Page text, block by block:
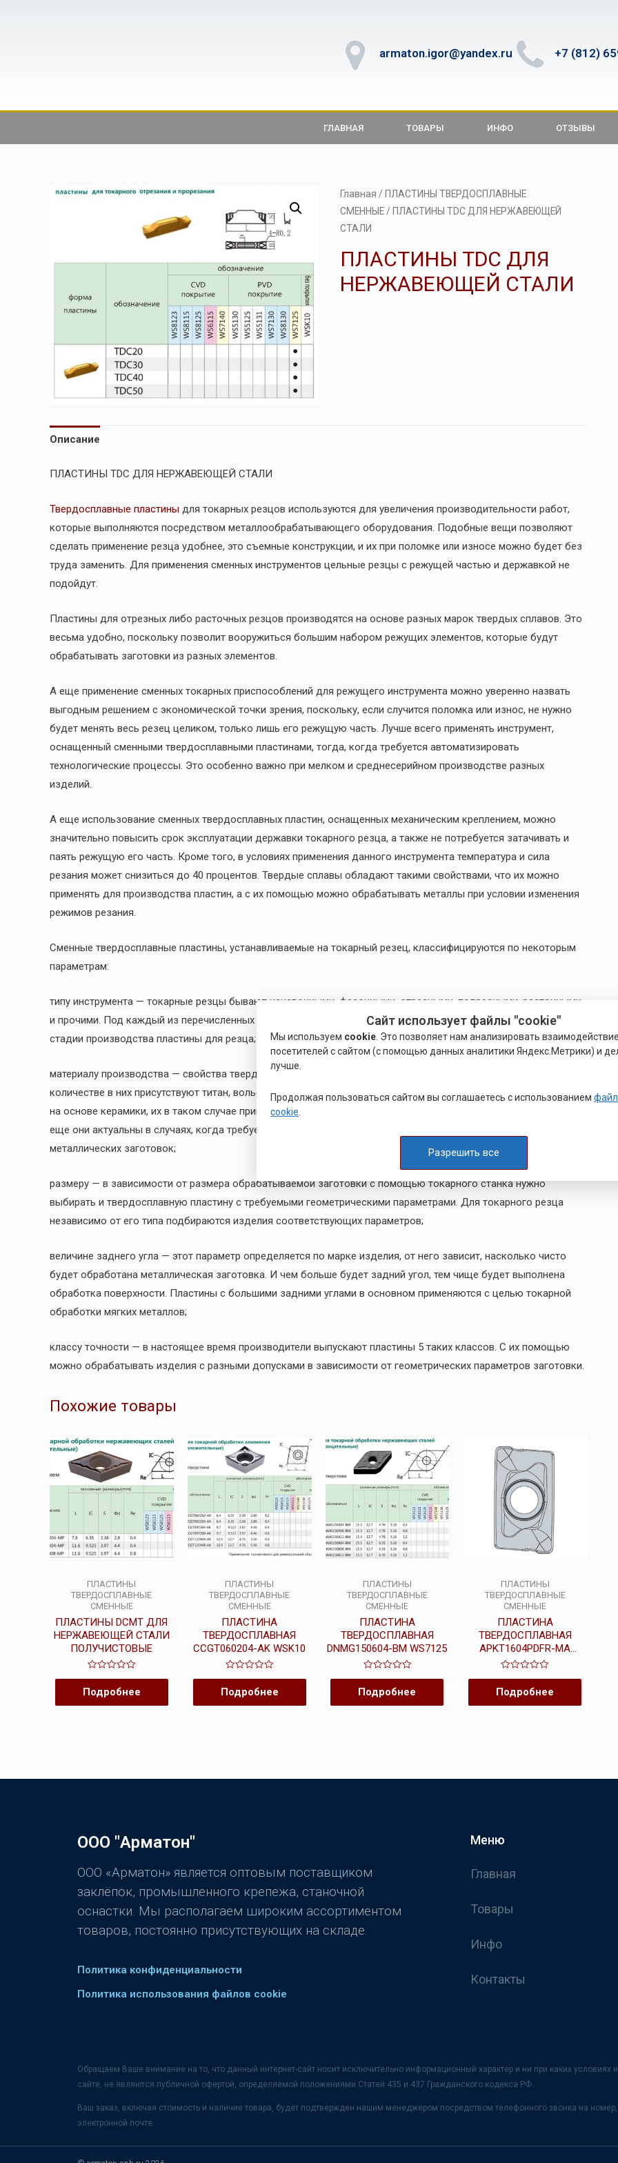
armaton.igor@yandex.ru +7 (812)
ГЛАВНАЯ ТОВАРЫ ИНФО ОТЗЫВЫ
Главная / ПЛАСТИНЫ ТВЕРДОСПЛАВНЫЕ
СМЕННЫЕ/ ПЛАСТИНЫ TDC ДЛЯ НЕРЖАВЕЮЩЕЙ
СТАЛИ
ПЛАСТИНЫ TDC ДЛЯ
НЕРЖАВЕЮЩЕЙ СТАЛИ
Описание
ПЛАСТИНЫ TDC ДЛЯ НЕРЖАВЕЮЩЕЙ СТАЛИ
Твердосплавные пластины для токарных резцов используются для увеличения производительности работ,
которые выполняются посредством металлообрабатывающего оборудования. Подобные вещи позволяют
сделать применение резца удобнее, это съемные конструкции, и их при поломке или износе можно будет без
труда заменить. Для применения сменных инструментов цельные резцы с режущей частью и державкой не
подойдут.
Пластины для отрезных либо расточных резцов производятся на основе разных марок твердых сплавов. Это
весьма удобно, поскольку позволит вооружиться большим набором режущих элементов, которые будут
обрабатывать заготовки из разных элементов.
А еще применение сменных токарных приспособлений для режущего инструмента можно уверенно назвать
выгодным решением с экономической точки зрения, поскольку, если случится поломка или износ, не нужно
будет менять весь резец целиком, только лишь его режущую часть. Лучше всего применять инструмент,
оснащенный сменными твердосплавными пластинами, тогда, когда требуется автоматизировать
технологические процессы. Это особенно важно при мелком и среднесерийном производстве разных
изделий.
А еще использование сменных твердосплавных пластин, оснащенных механическим креплением, можно
значительно повысить срок эксплуатации державки токарного резца, а также не потребуется затачивать и
паять режущую его часть. Кроме того, в условиях применения данного инструмента температура и сила
резания может снизиться до 40 процентов. Твердые сплавы обладают такими свойствами, что их можно
применять для производства пластин, а с их помощью можно обрабатывать металлы при условии изменения
режимов резания.
Сменные твердосплавные пластины, устанавливаемые на токарный резец, классифицируются по некоторым
параметрам:
типу инструмента — токарные резцы бывают канавочными, фасонными, отрезными, подрезными, расточными
и прочими. Под каждый из перечисленных типов потребуется разная форма профиля, которую формируют на
стадии производства пластины для резца;
материалу производства — свойства твердосплавных материалов меняются в зависимости от того, в каком
количестве в них присутствуют титан, вольфрам и другие материалы. Сменные пластины могут быть сделаны и
на основе керамики, их в таком случае применяют в основном с целью обработки жаропрочных сплавов, а
еще они актуальны в случаях, когда требуется сделать непрерывную чистовую или получистовую обработку
металлических заготовок;
размеру — в зависимости от размера обрабатываемой заготовки с помощью токарного станка нужно
выбирать и твердосплавную пластину с требуемыми геометрическими параметрами. Для токарного резца
независимо от его типа подбираются изделия соответствующих параметров;
величине заднего угла — этот параметр определяется по марке изделия, от него зависит, насколько чисто
будет обработана металлическая заготовка. И чем больше будет задний угол, тем чище будет выполнена
обработка поверхности. Пластины с большими задними углами в основном применяются с целью токарной
обработки мягких металлов;
классу точности — в настоящее время производители выпускают пластины 5 таких классов. С их помощью
можно обрабатывать изделия с разными допусками в зависимости от геометрических параметров заготовки.
Похожие товары
ПЛАСТИНЫ
ТВЕРДОСПЛАВНЫЕ
СМЕННЫЕ
ПЛАСТИНЫ DCMT ДЛЯ
НЕРЖАВЕЮЩЕЙ СТАЛИ
ПОЛУЧИСТОВЫЕ
Оценка
0
из
Подробнее
ПЛАСТИНЫ
ТВЕРДОСПЛАВНЫЕ
СМЕННЫЕ
ПЛАСТИНА
ТВЕРДОСПЛАВНАЯ
CCGT060204-AK WSK10
Оценка
0
из
Подробнее
ПЛАСТИНЫ
ТВЕРДОСПЛАВНЫЕ
СМЕННЫЕ
ПЛАСТИНА
ТВЕРДОСПЛАВНАЯ
DNMG150604-BM WS7125
Оценка
0
из
Подробнее
ПЛАСТИНЫ
ТВЕРДОСПЛАВНЫЕ
СМЕННЫЕ
ПЛАСТИНА
ТВЕРДОСПЛАВНАЯ
APKT1604PDFR-MA
WSK10
Оценка
0
из
Подробнее
ООО "Арматон"
ООО «Арматон» является оптовым поставщиком
заклёпок, промышленного крепежа, станочной
оснастки. Мы располагаем широким ассортиментом
товаров, постоянно присутствующих на складе.
Политика конфиденциальности
Политика использования файлов cookie
Меню
Главная
Товары
Инфо
Контакты
Обращаем Ваше внимание на то, что данный интернет-сайт носит исключительно информационный характер и ни при каких
сайте, не являются публичной офертой, определяемой положениями Статей 435 и 437 Гражданского кодекса РФ.
Ваш заказ, включая стоимость и наличие товара, будет подтвержден нашим менеджером посредством телефонного звонка на
электронной почте.
Сайт использует файлы "cookie"
Мы используем cookie . Это позволяет нам анализировать взаимодействие
посетителей с сайтом (с помощью данных аналитики Яндекс.Метрики) и
лучше.
Продолжая пользоваться сайтом вы соглашаетесь с использованием
cookie
Разрешить все